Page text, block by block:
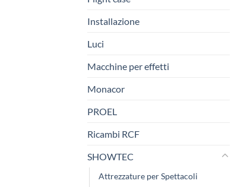
Installazione
Luci
Macchine per effetti
Monacor
PROEL
Ricambi RCF
SHOWTEC
Attrezzature per Spettacoli